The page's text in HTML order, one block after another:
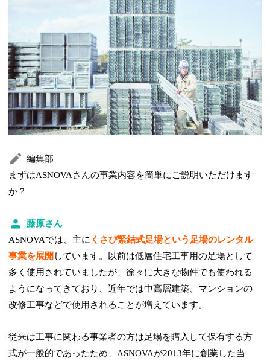
編集部
まずはASNOVAさんの事業内容を簡単にご説明いただけます
か？
藤原さん
ASNOVAでは、主に くさび緊結式足場という足場のレンタル
事業を展開 しています。以前は低層住宅工事用の足場として
多く使用されていましたが、徐々に大きな物件でも使われる
ようになってきており、近年では中高層建築、マンションの
改修工事などで使用されることが増えています。
従来は工事に関わる事業者の方は足場を購入して保有する方
式が一般的であったため、ASNOVAが2013年に創業した当